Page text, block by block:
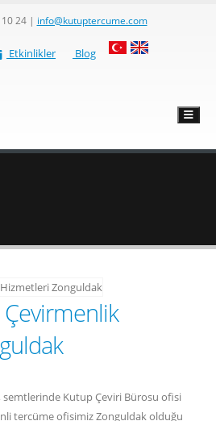
24| info@kutuptercume.com
Etkinlikler Blog
Kutup Çeviri Bürosu ofisi
tercüme ofisimiz Zonguldak olduğu